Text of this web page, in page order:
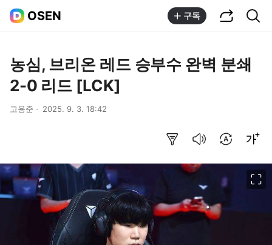
OSEN 구독
농심, 브리온 레드 승부수 완벽 분쇄
2-0 리드 [LCK]
고용준 2025. 9. 3. 18:42